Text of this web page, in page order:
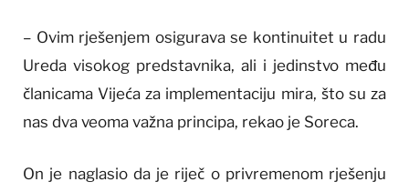
– Ovim rješenjem osigurava se kontinuitet u radu
Ureda visokog predstavnika, ali i jedinstvo među
članicama Vijeća za implementaciju mira, što su za
nas dva veoma važna principa, rekao je Soreca.
On je naglasio da je riječ o privremenom rješenju